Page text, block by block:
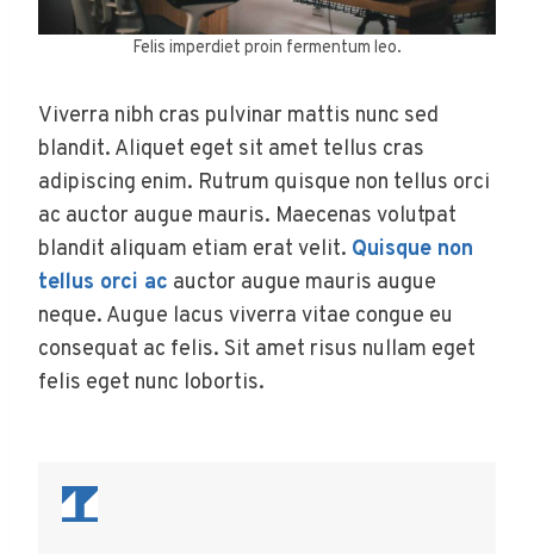
Felis imperdiet proin fermentum leo.
Viverra nibh cras pulvinar mattis nunc sed
blandit. Aliquet eget sit amet tellus cras
adipiscing enim. Rutrum quisque non tellus orci
ac auctor augue mauris. Maecenas volutpat
blandit aliquam etiam erat velit. Quisque non
tellus orci ac auctor augue mauris augue
neque. Augue lacus viverra vitae congue eu
consequat ac felis. Sit amet risus nullam eget
felis eget nunc lobortis.